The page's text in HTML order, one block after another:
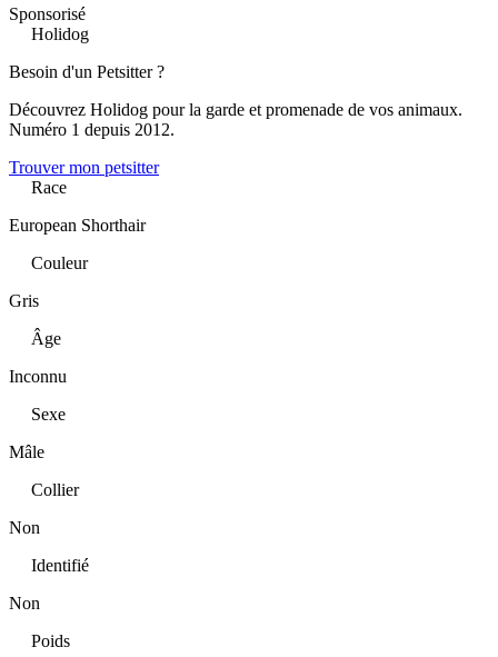
Sponsorisé
Holidog
Besoin d'un Petsitter ?
Découvrez Holidog pour la garde et promenade de vos animaux.
Numéro 1 depuis 2012.
Trouver mon petsitter
Race
European Shorthair
Couleur
Gris
Âge
Inconnu
Sexe
Mâle
Collier
Non
Identifié
Non
Poids